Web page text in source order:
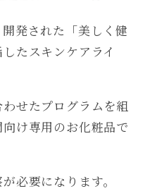
発された「美しく健
たスキンケアライ
せたプログラムを組
け専用のお化粧品で
必要になります。